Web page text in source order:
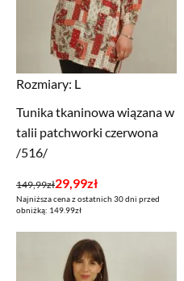
Rozmiary: L
Tunika tkaninowa wiązana w
talii patchworki czerwona
/516/
149,99zł
Pierwotna
cena
29,99zł
Aktualna
cena
Najniższa cena z ostatnich 30 dni przed
obniżką: 149.99zł